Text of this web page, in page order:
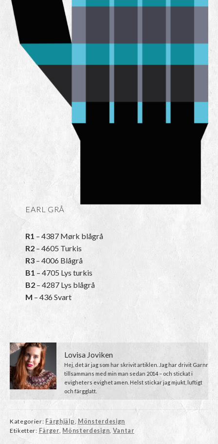
EARL GRÅ
R1 – 4387 Mørk blågrå
R2 – 4605 Turkis
R3 – 4006 Blågrå
B1 – 4705 Lys turkis
B2 – 4287 Lys blågrå
M – 436 Svart
Lovisa Joviken
Hej, det är jag som har skrivit artiklen. Jag har drivit Garnr
tillsammans med min man sedan 2014 – och stickat i
evigheters evighet amen. Helst stickar jag mjukt, luftigt
och färgglatt.
Kategorier: Färghjälp Mönsterdesign
Etiketter: Färger Mönsterdesign Vantar